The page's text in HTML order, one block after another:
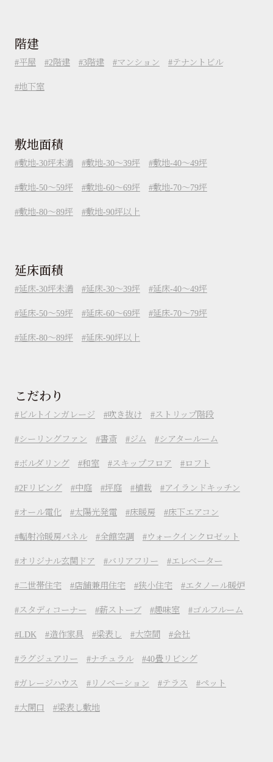
階建
平屋 2階建 3階建 マンション テナントビル
地下室
敷地面積
敷地-30坪未満 敷地-30～39坪 敷地-40～49坪
敷地-50～59坪 敷地-60～69坪 敷地-70～79坪
敷地-80～89坪 敷地-90坪以上
延床面積
延床-30坪未満 延床-30～39坪 延床-40～49坪
延床-50～59坪 延床-60～69坪 延床-70～79坪
延床-80～89坪 延床-90坪以上
こだわり
ビルトインガレージ 吹き抜け ストリップ階段
シーリングファン 書斎 ジム シアタールーム
ボルダリング 和室 スキップフロア ロフト
2Fリビング 中庭 坪庭 植栽 アイランドキッチン
オール電化 太陽光発電 床暖房 床下エアコン
輻射冷暖房パネル 全館空調 ウォークインクロゼット
オリジナル玄関ドア バリアフリー エレベーター
二世帯住宅 店舗兼用住宅 狭小住宅 エタノール暖炉
スタディコーナー 薪ストーブ 趣味室 ゴルフルーム
LDK 造作家具 梁表し 大空間 会社
ラグジュアリー ナチュラル 40畳リビング
ガレージハウス リノベーション テラス ペット
大開口 梁表し敷地